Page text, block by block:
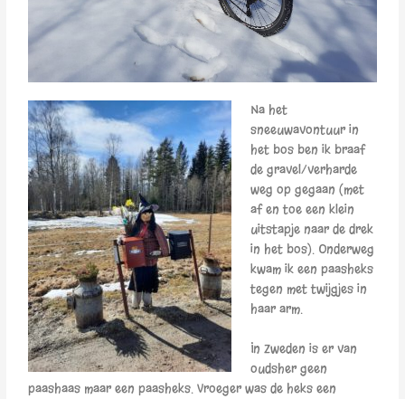
Na het
sneeuwavontuur in
het bos ben ik braaf
de gravel/verharde
weg op gegaan (met
af en toe een klein
uitstapje naar de drek
in het bos). Onderweg
kwam ik een paasheks
tegen met twijgjes in
haar arm.
In Zweden is er van
oudsher geen
paashaas maar een paasheks. Vroeger was de heks een